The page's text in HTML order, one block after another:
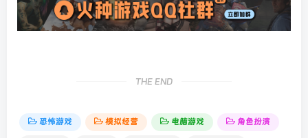
THE END
恐怖游戏 模拟经营 电脑游戏 角色扮演